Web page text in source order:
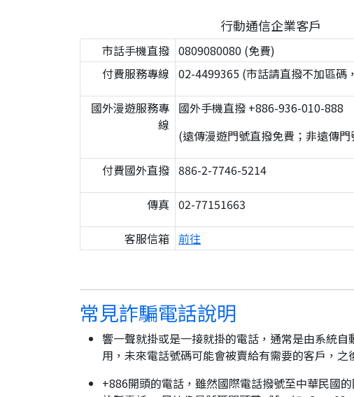
行動通信企業客戶
市話手機直撥 0809080080 (免費)
付費服務專線 02-4499365 (市話請直撥不加區碼
國外漫遊服務專
線
國外手機直撥 +886-936-010-888
(遠傳漫遊門號直撥免費；非遠傳
付費國外直撥 886-2-7746-5214
傳真 02-77151663
客服信箱 前往
常見詐騙電話說明
響一聲就掛或是一接就掛的電話，通常是由系統
用，未來電話號碼可能會被賣給有需要的客戶，之
+886開頭的電話，雖然國際電話撥號至中華民國